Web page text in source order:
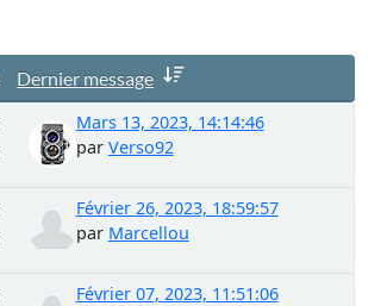
Dernier message
Mars 13, 2023, 14:14:46
par Verso92
Février 26, 2023, 18:59:57
par Marcellou
Février 07, 2023, 11:51:06